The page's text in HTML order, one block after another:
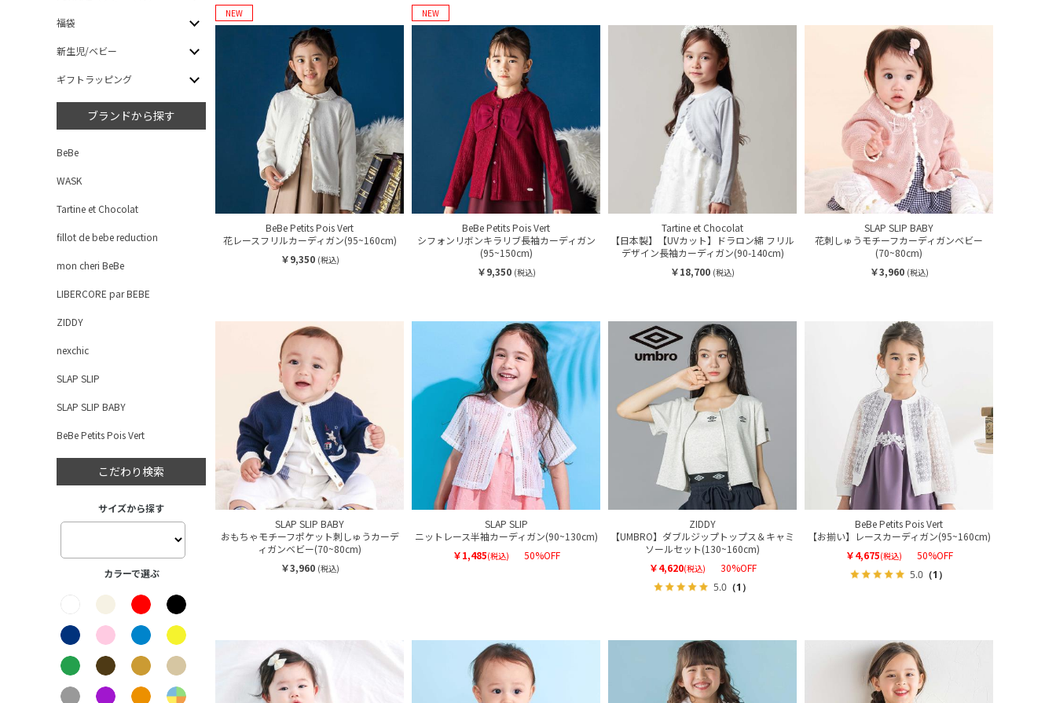
福袋
新生児/ベビー
ギフトラッピング
ブランドから探す
BeBe
WASK
Tartine et Chocolat
fillot de bebe reduction
mon cheri BeBe
LIBERCORE par BEBE
ZIDDY
nexchic
SLAP SLIP
SLAP SLIP BABY
BeBe Petits Pois Vert
こだわり検索
サイズから探す
カラーで選ぶ
NEW
BeBe Petits Pois Vert
花レースフリルカーディガン(95~160cm)
￥9,350 (税込)
NEW
BeBe Petits Pois Vert
シフォンリボンキラリブ長袖カーディガン
(95~150cm)
￥9,350 (税込)
Tartine et Chocolat
【日本製】【UVカット】ドラロン綿 フリル
デザイン長袖カーディガン(90-140cm)
￥18,700 (税込)
SLAP SLIP BABY
花刺しゅうモチーフカーディガンベビー
(70~80cm)
￥3,960 (税込)
SLAP SLIP BABY
おもちゃモチーフポケット刺しゅうカーデ
ィガンベビー(70~80cm)
￥3,960 (税込)
SLAP SLIP
ニットレース半袖カーディガン(90~130cm)
￥1,485(税込) 50%OFF
ZIDDY
【UMBRO】ダブルジップトップス＆キャミ
ソールセット(130~160cm)
￥4,620(税込)
30%OFF
5.0（1）
BeBe Petits Pois Vert
【お揃い】レースカーディガン(95~160cm)
￥4,675(税込)
50%OFF
5.0（1）